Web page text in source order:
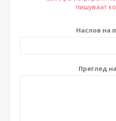
пишуваат
Наслов на
Преглед